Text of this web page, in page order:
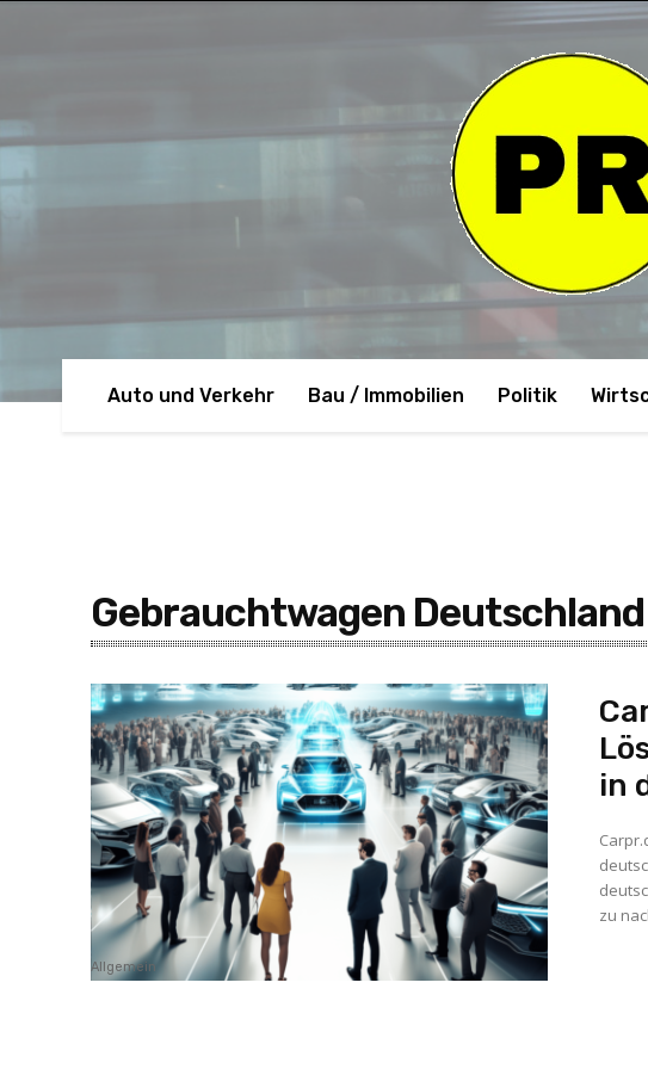
Auto und Verkehr Bau / Immobilien Politik
Gebrauchtwagen Deutschland
Allgemein
in
zu